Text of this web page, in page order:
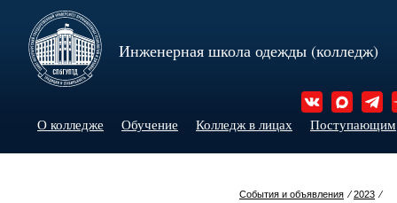
Инженерная школа одежды (колледж)
О колледже Обучение Колледж в лицах Поступающим
События и объявления ⁄2023 ⁄